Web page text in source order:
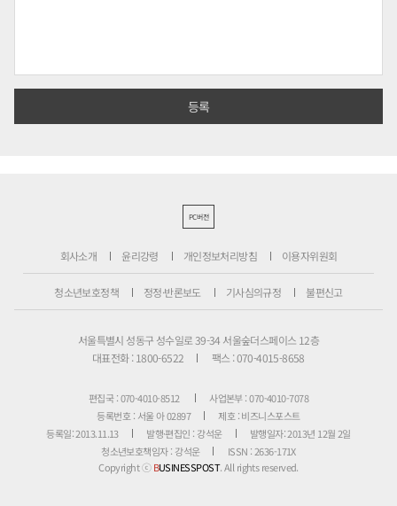
PC버전
회사소개 윤리강령 개인정보처리방침 이용자위원회
청소년보호정책 정정·반론보도 기사심의규정 불편신고
서울특별시 성동구 성수일로 39-34 서울숲더스페이스 12층
대표전화 : 1800-6522
팩스 : 070-4015-8658
편집국 : 070-4010-8512
사업본부 : 070-4010-7078
등록번호 : 서울 아 02897
제호 : 비즈니스포스트
등록일: 2013.11.13
발행·편집인 : 강석운
발행일자: 2013년 12월 2일
청소년보호책임자 : 강석운
ISSN : 2636-171X
Copyright ⓒBUSINESSPOST. All rights reserved.